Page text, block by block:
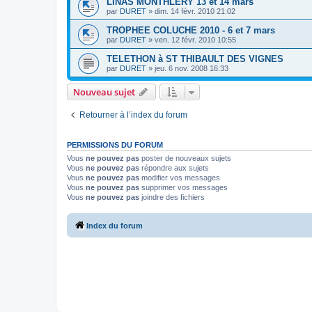
par DURET » dim. 14 févr. 2010 21:02
TROPHEE COLUCHE 2010 - 6 et 7 mars
par DURET » ven. 12 févr. 2010 10:55
TELETHON à ST THIBAULT DES VIGNES
par DURET » jeu. 6 nov. 2008 16:33
Nouveau sujet
Retourner à l’index du forum
PERMISSIONS DU FORUM
Vous ne pouvez pas poster de nouveaux sujets
Vous ne pouvez pas répondre aux sujets
Vous ne pouvez pas modifier vos messages
Vous ne pouvez pas supprimer vos messages
Vous ne pouvez pas joindre des fichiers
Index du forum